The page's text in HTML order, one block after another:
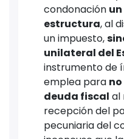
condonación
estructura, al
un impuesto,
unilateral del
instrumento de
emplea para
deuda fiscal al
recepción del
pecuniaria del